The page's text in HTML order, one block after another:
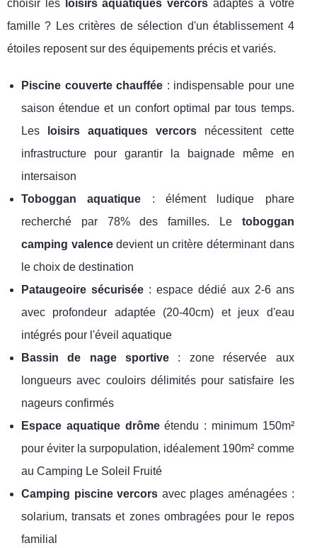
choisir les
loisirs aquatiques vercors adaptés à votre
famille ? Les critères de sélection d'un établissement 4
étoiles reposent sur des équipements précis et variés.
Piscine couverte chauffée : indispensable pour une
saison étendue et un confort optimal par tous temps.
Les
loisirs aquatiques vercors nécessitent cette
infrastructure pour garantir la baignade même en
intersaison
Toboggan aquatique : élément ludique phare
recherché par 78% des familles. Le toboggan
camping valencedevient un critère déterminant dans
le choix de destination
Pataugeoire sécurisée: espace dédié aux 2-6 ans
avec profondeur adaptée (20-40cm) et jeux d'eau
intégrés pour l'éveil aquatique
Bassin de nage sportive : zone réservée aux
longueurs avec couloirs délimités pour satisfaire les
nageurs confirmés
Espace aquatique drômeétendu : minimum 150m²
pour éviter la surpopulation, idéalement 190m² comme
au Camping Le Soleil Fruité
Camping piscine vercors avec plages aménagées :
solarium, transats et zones ombragées pour le repos
familial